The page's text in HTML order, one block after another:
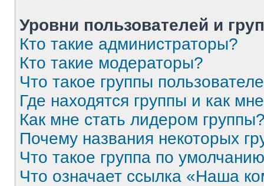
Уровни пользователей и
Кто такие администраторы?
Кто такие модераторы?
Что такое группы
Где находятся группы и как
Как мне стать лидером
Почему названия некоторых
Что такое группа по
Что означает ссылка «Наша